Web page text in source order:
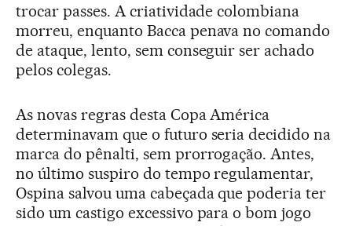
trocar passes. A criatividade colombiana
morreu, enquanto Bacca penava no comando
de ataque, lento, sem conseguir ser achado
pelos colegas.
As novas regras desta Copa América
determinavam que o futuro seria decidido na
marca do pênalti, sem prorrogação. Antes,
no último suspiro do tempo regulamentar,
Ospina salvou uma cabeçada que poderia ter
sido um castigo excessivo para o bom jogo